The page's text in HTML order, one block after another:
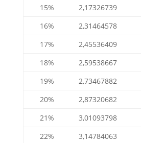
15%
2,17326739
16%
2,31464578
17%
2,45536409
18%
2,59538667
19%
2,73467882
20%
2,87320682
21%
3,01093798
22%
3,14784063